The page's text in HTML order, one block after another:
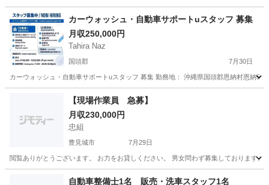
沖縄 うるま市 その他
カーウォッシュ・自動車サポートuスタッフ 募集
月収250,000円
Tahira Naz
国頭郡 7月30日
カーウォッシュ・自動車サポートuスタッフ 募集 勤務地： 沖縄県国頭郡恩納村恩納
その他
【現場作業員 急募】
月収230,000円
忠組
豊見城市 7月29日
閲覧ありがとうございます。 お力をお貸しください。 男女問わず募集しております
その他
自動車整備士1名 販売・洗車スタッフ1名